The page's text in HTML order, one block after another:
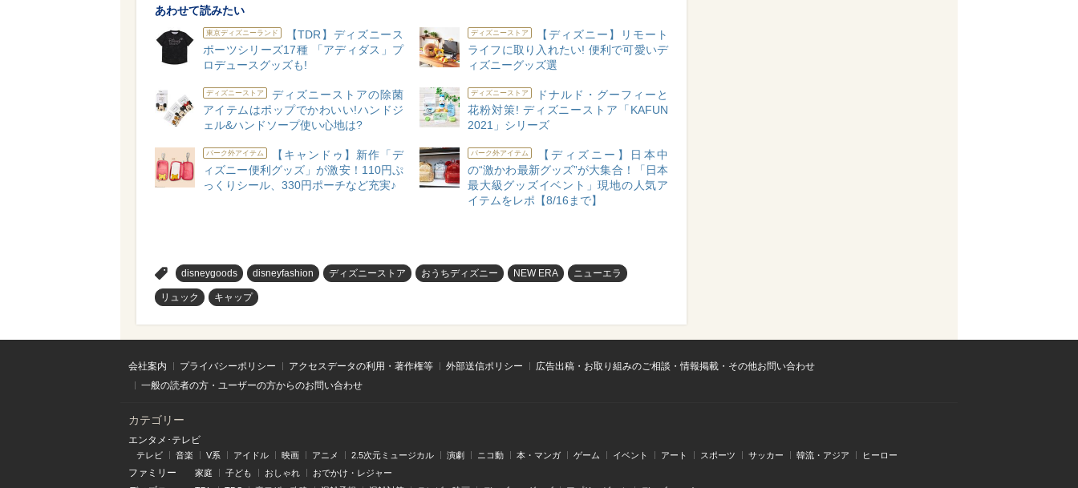
あわせて読みたい
東京ディズニーランド
【TDR】ディズニース
ポーツシリーズ17種 「アディダス」プ
ロデュースグッズも!
ディズニーストア
【ディズニー】リモート
ライフに取り入れたい! 便利で可愛いデ
ィズニーグッズ選
ディズニーストア
ディズニーストアの除菌
アイテムはポップでかわいい!ハンドジ
ェル&ハンドソープ使い心地は?
ディズニーストア
ドナルド・グーフィーと
花粉対策! ディズニーストア「KAFUN
2021」シリーズ
パーク外アイテム
【キャンドゥ】新作「デ
ィズニー便利グッズ」が激安！110円ぷ
っくりシール、330円ポーチなど充実♪
パーク外アイテム
【ディズニー】日本中
の“激かわ最新グッズ”が大集合！「日本
最大級グッズイベント」現地の人気ア
イテムをレポ【8/16まで】
disneygoods disneyfashion ディズニーストア おうちディズニー NEW ERA ニューエラ
リュック キャップ
会社案内 プライバシーポリシー アクセスデータの利用・著作権等 外部送信ポリシー
広告出稿・お取り組みのご相談・情報掲載・その他お問い合わせ
一般の読者の方・ユーザーの方からのお問い合わせ
カテゴリー
エンタメ･テレビ
テレビ 音楽 V系 アイドル 映画 アニメ 2.5次元ミュージカル 演劇 ニコ動 本・マンガ ゲーム イベント アート スポーツ サッカー 韓流・アジア ヒーロー
ファミリー 家庭 子ども おしゃれ おでかけ・レジャー